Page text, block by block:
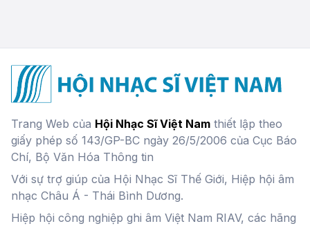
Trang Web của Hội Nhạc Sĩ Việt Nam thiết lập theo
giấy phép số 143/GP-BC ngày 26/5/2006 của Cục Báo
Chí, Bộ Văn Hóa Thông tin
Với sự trợ giúp của Hội Nhạc Sĩ Thế Giới, Hiệp hội âm
nhạc Châu Á - Thái Bình Dương.
Hiệp hội công nghiệp ghi âm Việt Nam RIAV, các hãng